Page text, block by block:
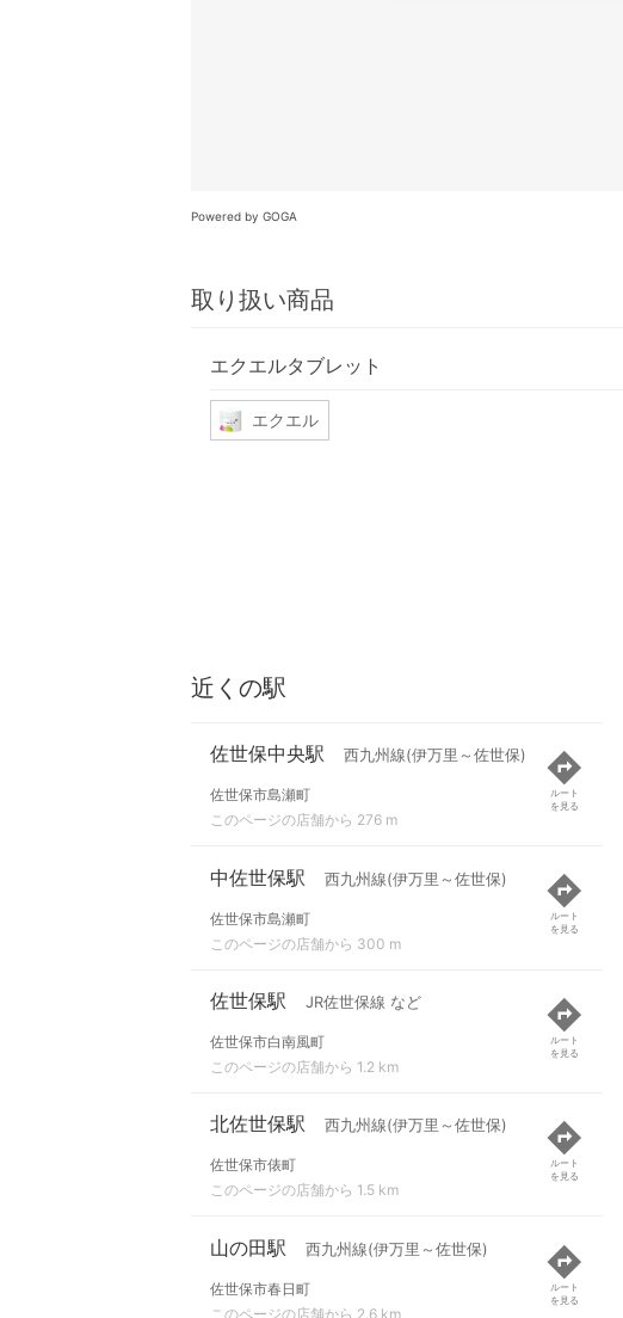
Powered by GOGA
取り扱い商品
エクエルタブレット
エクエル
近くの駅
佐世保中央駅 西九州線(伊万里～佐世保)
佐世保市島瀬町
このページの店舗から 276 m
ルート
を見る
中佐世保駅 西九州線(伊万里～佐世保)
佐世保市島瀬町
このページの店舗から 300 m
ルート
を見る
佐世保駅 JR佐世保線 など
佐世保市白南風町
このページの店舗から 1.2 km
ルート
を見る
北佐世保駅 西九州線(伊万里～佐世保)
佐世保市俵町
このページの店舗から 1.5 km
ルート
を見る
山の田駅 西九州線(伊万里～佐世保)
佐世保市春日町
このページの店舗から 2.6 km
ルート
を見る